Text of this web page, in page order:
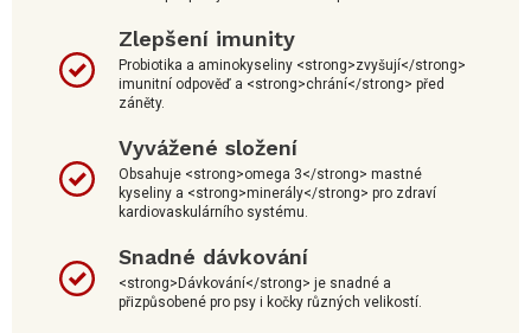
Zlepšení imunity
Probiotika a aminokyseliny <strong>zvyšují</strong>
imunitní odpověď a <strong>chrání</strong> před
záněty.
Vyvážené složení
Obsahuje <strong>omega 3</strong> mastné
kyseliny a <strong>minerály</strong> pro zdraví
kardiovaskulárního systému.
Snadné dávkování
<strong>Dávkování</strong> je snadné a
přizpůsobené pro psy i kočky různých velikostí.